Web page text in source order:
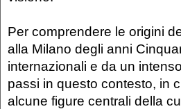
Per comprendere le origini
alla Milano degli anni
internazionali e da un
passi in questo contesto, in
alcune figure centrali della